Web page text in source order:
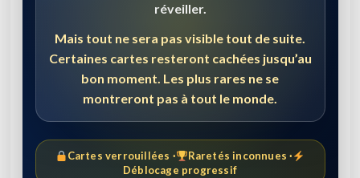
réveiller.
Mais tout ne sera pas visible tout de suite.
Certaines cartes resteront cachées jusqu’au
bon moment. Les plus rares ne se
montreront pas à tout le monde.
Cartes verrouillées ·
Raretés inconnues ·
Déblocage progressif